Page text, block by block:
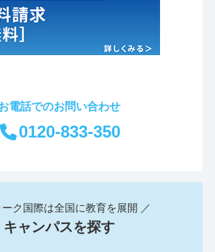
電話でのお問い合わせ
0120-833-350
ーク国際は全国に教育を展開 ／
キャンパスを探す